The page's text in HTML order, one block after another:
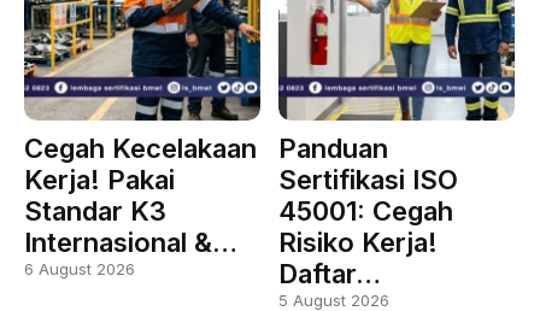
Cegah Kecelakaan
Kerja! Pakai
Standar K3
Internasional &…
6 August 2026
Panduan
Sertifikasi ISO
45001: Cegah
Risiko Kerja!
Daftar…
5 August 2026